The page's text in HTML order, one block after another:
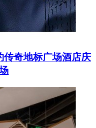
奇地标广场酒店庆